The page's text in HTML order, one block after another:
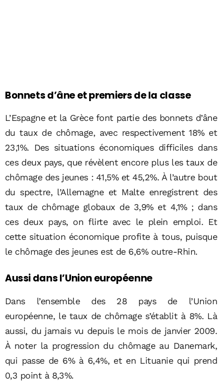
Bonnets d’âne et premiers de la classe
L’Espagne et la Grèce font partie des bonnets d’âne
du taux de chômage, avec respectivement 18% et
23,1%. Des situations économiques difficiles dans
ces deux pays, que révèlent encore plus les taux de
chômage des jeunes : 41,5% et 45,2%. À l’autre bout
du spectre, l’Allemagne et Malte enregistrent des
taux de chômage globaux de 3,9% et 4,1% ; dans
ces deux pays, on flirte avec le plein emploi. Et
cette situation économique profite à tous, puisque
le chômage des jeunes est de 6,6% outre-Rhin.
Aussi dans l’Union européenne
Dans l’ensemble des 28 pays de l’Union
européenne, le taux de chômage s’établit à 8%. Là
aussi, du jamais vu depuis le mois de janvier 2009.
À noter la progression du chômage au Danemark,
qui passe de 6% à 6,4%, et en Lituanie qui prend
0,3 point à 8,3%.